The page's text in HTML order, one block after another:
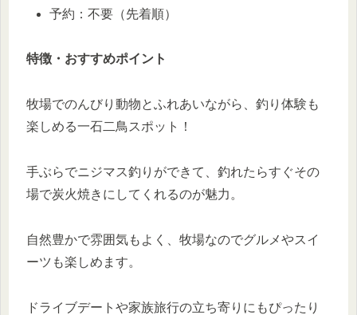
予約：不要（先着順）
特徴・おすすめポイント
牧場でのんびり動物とふれあいながら、釣り体験も
楽しめる一石二鳥スポット！
手ぶらでニジマス釣りができて、釣れたらすぐその
場で炭火焼きにしてくれるのが魅力。
自然豊かで雰囲気もよく、牧場なのでグルメやスイ
ーツも楽しめます。
ドライブデートや家族旅行の立ち寄りにもぴったり